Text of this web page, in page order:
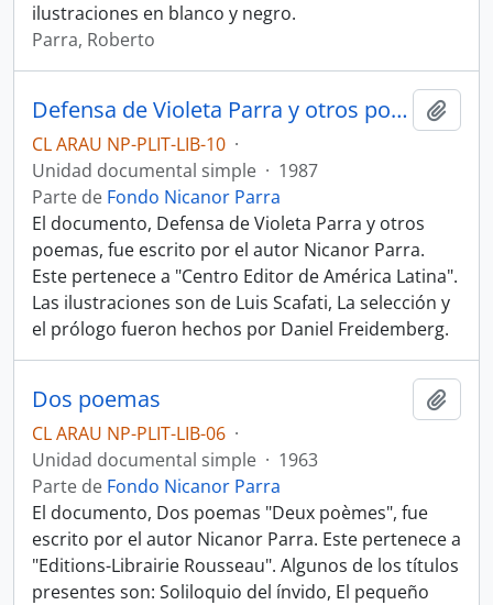
ilustraciones en blanco y negro.
Parra, Roberto
Defensa de Violeta Parra y otros poemas
CL ARAU NP-PLIT-LIB-10 ·
Unidad documental simple · 1987
Parte de Fondo Nicanor Parra
El documento, Defensa de Violeta Parra y otros
poemas, fue escrito por el autor Nicanor Parra.
Este pertenece a "Centro Editor de América Latina".
Las ilustraciones son de Luis Scafati, La selección y
el prólogo fueron hechos por Daniel Freidemberg.
Dos poemas
CL ARAU NP-PLIT-LIB-06 ·
Unidad documental simple · 1963
Parte de Fondo Nicanor Parra
El documento, Dos poemas "Deux poèmes", fue
escrito por el autor Nicanor Parra. Este pertenece a
"Editions-Librairie Rousseau". Algunos de los títulos
presentes son: Soliloquio del ínvido, El pequeño